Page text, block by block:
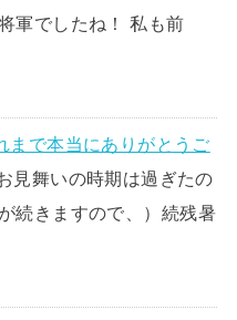
軍でしたね！ 私も前
まで本当にありがとうご
見舞いの時期は過ぎたの
続きますので、）続残暑